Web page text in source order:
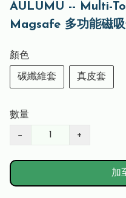
AULUMU -- Multi-
Magsafe 多功能磁
顏色
碳纖維套 真皮套
數量
− +
加